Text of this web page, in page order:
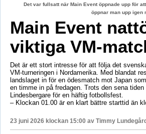
Det var fullsatt när Main Event öppnade upp för
öppnar man upp igen
Main Event
viktiga VM-
Det är ett stort intresse för att följa det
VM-turneringen i Nordamerika. Med blandat
landslaget in för en ödesmatch mot Japan
en timme in på fredagen. Trots den sena
Lindesbergare för en häftig fotbollsfest.
– Klockan 01.00 är en klart bättre starttid än
23 juni 2026 klockan 15:00 av Timmy